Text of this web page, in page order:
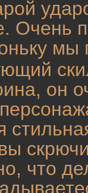
Очень
он
что